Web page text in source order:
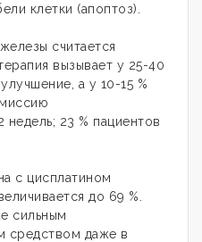
клетки (апоптоз).
считается
вызывает у 25-40
а у 10-15 %
недель; 23 % пациентов
с цисплатином
до 69 %.
сильным
средством даже в